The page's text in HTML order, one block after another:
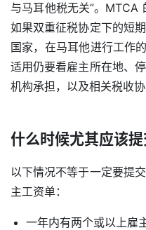
与马耳他税无关”。MTCA
如果双重征税协定下的短
国家，在马耳他进行工作
适用仍要看雇主所在地、
机构承担，以及相关税收协
什么时候尤其应该
以下情况不等于一定要提
主工资单：
一年内有两个或以上雇